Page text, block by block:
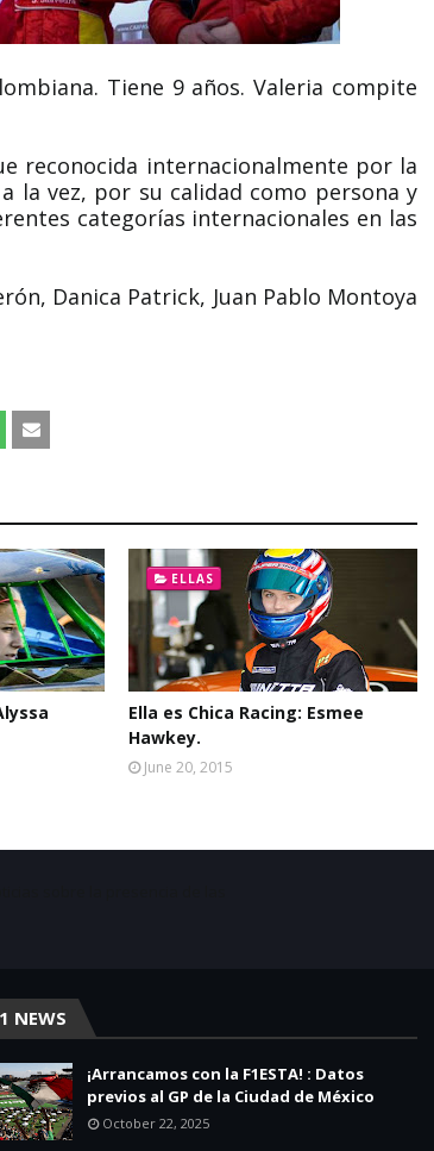
Tiene 9 años. Valeria compite
reconocida internacionalmente por la
la vez, por su calidad como persona y
categorías internacionales en las
Danica Patrick, Juan Pablo Montoya
ELLAS
Ella es Chica Racing: Esmee
Hawkey.
June 20, 2015
NEWS
¡Arrancamos con la F1ESTA! : Datos
previos al GP de la Ciudad de México
October 22, 2025